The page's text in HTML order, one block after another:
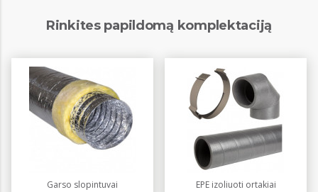
Rinkites papildomą komplektaciją
Garso slopintuvai EPE izoliuoti ortakiai